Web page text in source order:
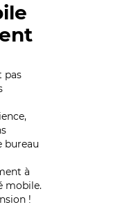
pas
bureau
à
mobile.
!